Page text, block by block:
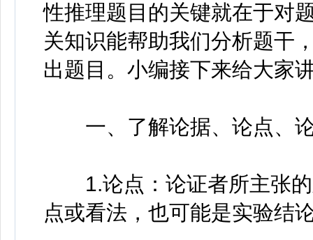
性推理题目的关键就在于对
关知识能帮助我们分析题干
出题目。小编接下来给大家
一、了解论据、论点、
1.论点：论证者所主张的
点或看法，也可能是实验结